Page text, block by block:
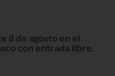
8 de agosto en el
con entrada libre.